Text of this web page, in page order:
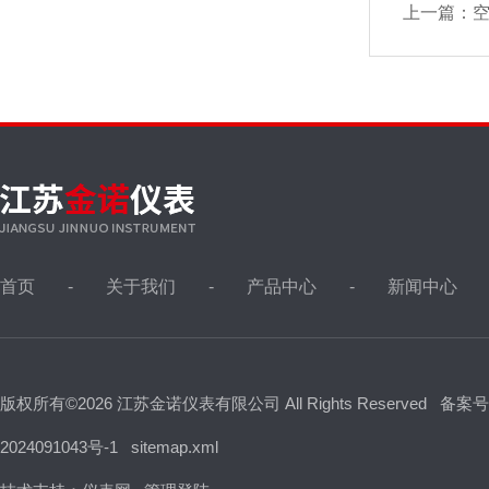
上一篇：
首页 关于我们 产品中心 新闻中心
版权所有©2026 江苏金诺仪表有限公司 All Rights Reserved 备案
2024091043号-1 sitemap.xml